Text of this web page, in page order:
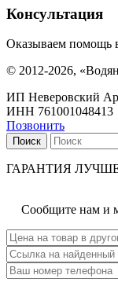
Консультация
Оказываем помощь
© 2012-2026,
ИП Неверовский
ИНН
Позвонить
Поиск
ГАРАНТИЯ
Сообщите нам и